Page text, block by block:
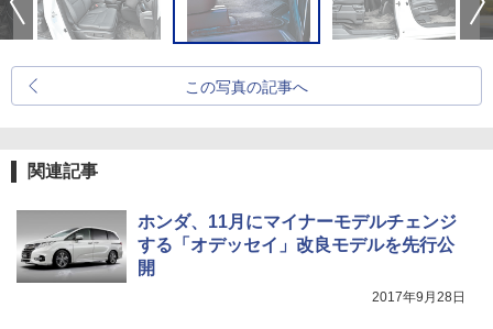
この写真の記事へ
関連記事
ホンダ、11月にマイナーモデルチェンジ
する「オデッセイ」改良モデルを先行公
開
2017年9月28日